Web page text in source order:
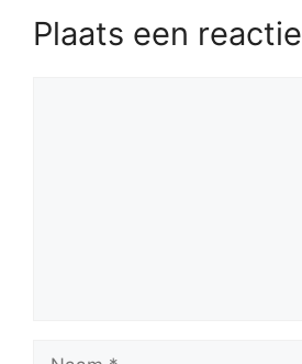
Plaats een reactie
Naam